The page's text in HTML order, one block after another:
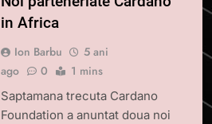
in Africa
Ion Barbu
5 ani
ago
0 1 mins
Saptamana trecuta Cardano
Foundation a anuntat doua noi